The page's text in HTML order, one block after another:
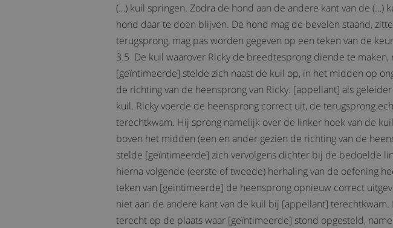
(…) kuil springen. Zodra de hond aan de andere kant van de
hond daar te doen blijven. De hond mag de bevelen staand,
terugsprong, mag pas worden gegeven op een teken van de
3.5 De kuil waarover Ricky de breedtesprong diende te
[geïntimeerde] stelde zich naast de kuil op, in het midden op
de richting van de heensprong van Ricky. [appellant] als
kuil. Ricky voerde de heensprong correct uit, de terugsprong
terechtkwam. Hij sprong namelijk over de linker hoek van de
boven het midden (een en ander gezien de richting van de
stelde [geïntimeerde] zich vervolgens dichter bij de bedoelde
hierna volgende (eerste of tweede) herhaling van de oefening
teken van [geïntimeerde] de heensprong opnieuw correct
niet aan de andere kant van de kuil bij [appellant]
terecht op de plaats waar [geïntimeerde] stond opgesteld,